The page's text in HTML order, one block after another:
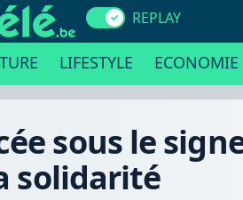
REPLAY
LIFESTYLE ECONOMIE
sous le
solidarité